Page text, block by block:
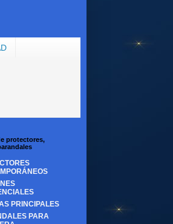
protectores,
PRINCIPALES
PARA